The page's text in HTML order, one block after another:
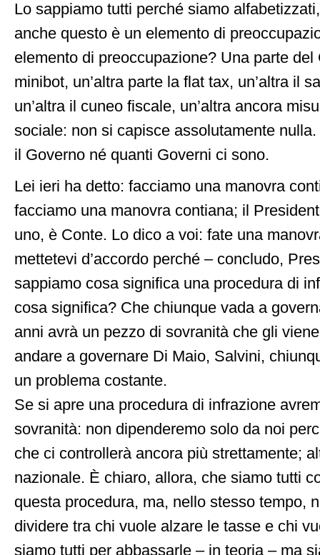
Lo sappiamo tutti perché siamo
anche questo è un elemento di
elemento di preoccupazione? Una parte del
minibot, un’altra parte la flat tax, un’altra il
un’altra il cuneo fiscale, un’altra ancora
sociale: non si capisce assolutamente
il Governo né quanti Governi ci sono.
Lei ieri ha detto: facciamo una manovra
facciamo una manovra contiana; il
uno, è Conte. Lo dico a voi: fate una
mettetevi d’accordo perché – concludo,
sappiamo cosa significa una procedura di
cosa significa? Che chiunque vada a
anni avrà un pezzo di sovranità che gli
andare a governare Di Maio, Salvini,
un problema costante.
Se si apre una procedura di infrazione
sovranità: non dipenderemo solo da noi
che ci controllerà ancora più strettamente;
nazionale. È chiaro, allora, che siamo tutti
questa procedura, ma, nello stesso tempo,
dividere tra chi vuole alzare le tasse e chi
siamo tutti per abbassarle – in teoria – ma